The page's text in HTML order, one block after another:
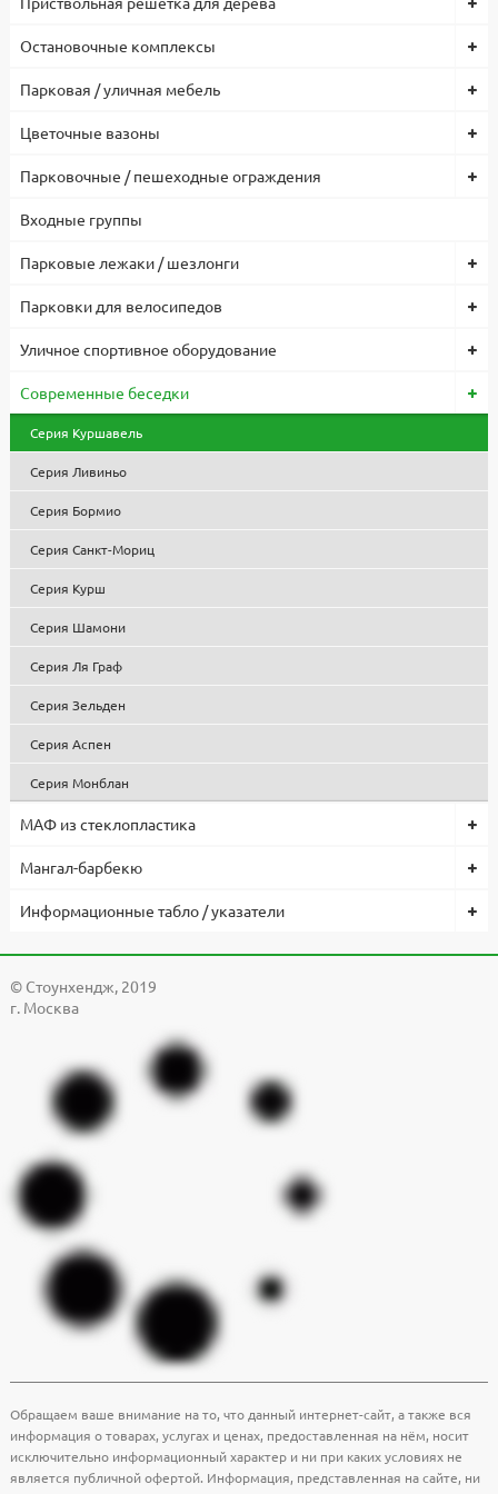
телефону8-495-119-74-96, или пишите нам на почту
обусловлена собственным производством и большими
Все изделия проходят контроль качества, используются
1 год.
Остановочные комплексы
Парковая / уличная мебель
Цветочные вазоны
Парковочные / пешеходные ограждения
Входные группы
Парковые лежаки / шезлонги
Парковки для велосипедов
Уличное спортивное оборудование
Современные беседки
Серия Куршавель
Серия Ливиньо
Серия Бормио
Серия Санкт-Мориц
Серия Курш
Серия Шамони
Серия Ля Граф
Серия Зельден
Серия Аспен
Серия Монблан
МАФ из стеклопластика
Мангал-барбекю
Информационные табло / указатели
© Cтоунхендж, 2019
г. Москва
Обращаем ваше внимание на то, что данный интернет-сайт, а также вся
информация о товарах, услугах и ценах, предоставленная на нём, носит
исключительно информационный характер и ни при каких условиях не
является публичной офертой. Информация, представленная на сайте, ни